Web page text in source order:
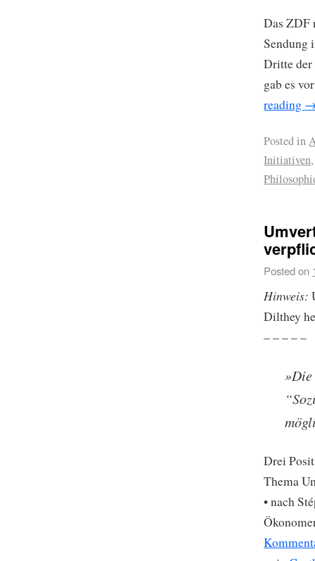
Das ZDF
Sendung
Dritte
gab es
reading
Posted in
Initiativen
Posted on
Hinweis:
Dilthey
– – – – –
Drei
Thema
• nach